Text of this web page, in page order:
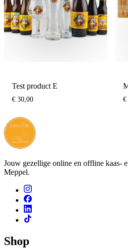
Test product E
€ 30,00 €
Jouw gezellige online en offline kaas-
Meppel.
Shop